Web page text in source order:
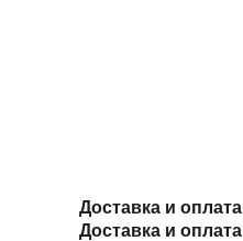
Доставка и оплата
Доставка и оплата